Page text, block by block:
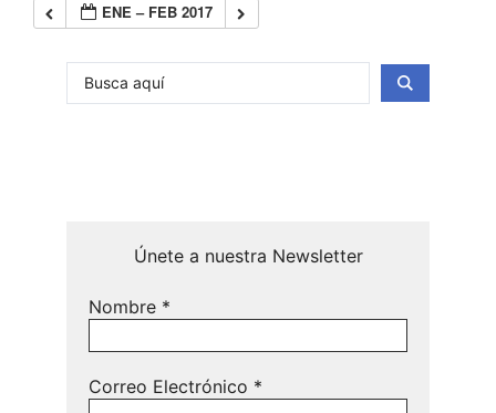
ENE – FEB 2017
Únete a nuestra Newsletter
Nombre *
Correo Electrónico *